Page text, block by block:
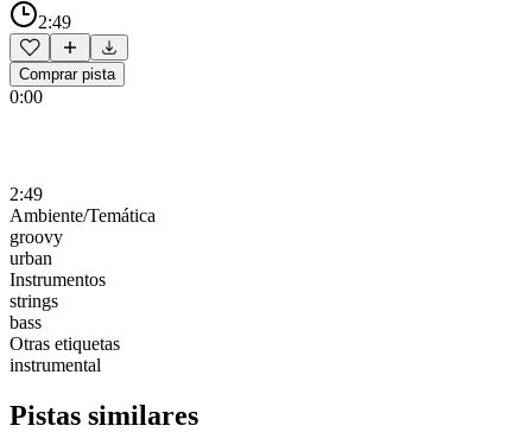
2:49
Comprar pista
0:00
2:49
Ambiente/Temática
groovy
urban
Instrumentos
strings
bass
Otras etiquetas
instrumental
Pistas similares